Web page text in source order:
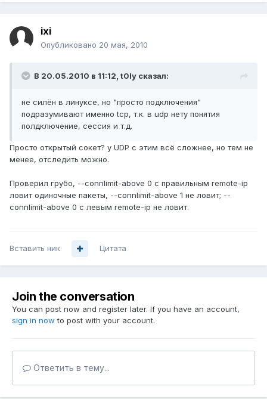
ixi
Опубликовано 20 мая, 2010
В 20.05.2010 в 11:12, t0ly сказал:
не силён в линуксе, но "просто подключения"
подразумивают именно tcp, т.к. в udp нету понятия
полдключение, сессия и т.д.
Просто открытый сокет? у UDP с этим всё сложнее, но тем не
менее, отследить можно.
Проверил грубо, --connlimit-above 0 с правильным remote-ip
ловит одиночные пакеты, --connlimit-above 1 не ловит; --
connlimit-above 0 с левым remote-ip не ловит.
Вставить ник Цитата
Join the conversation
You can post now and register later. If you have an account,
sign in now to post with your account.
Ответить в тему...